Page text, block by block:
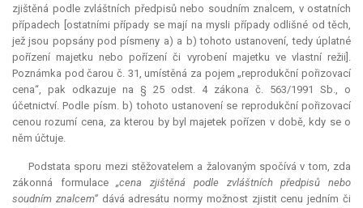
zjištěná podle zvláštních předpisů nebo soudním znalcem, v ostatních
případech [ostatními případy se mají na mysli případy odlišné od těch,
jež jsou popsány pod písmeny a) a b) tohoto ustanovení, tedy úplatné
pořízení majetku nebo pořízení či vyrobení majetku ve vlastní režii].
Poznámka pod čarou č. 31, umístěná za pojem „reprodukční pořizovací
cena“, pak odkazuje na § 25 odst. 4 zákona č. 563/1991 Sb., o
účetnictví. Podle písm. b) tohoto ustanovení se reprodukční pořizovací
cenou rozumí cena, za kterou by byl majetek pořízen v době, kdy se o
něm účtuje.
Podstata sporu mezi stěžovatelem a žalovaným spočívá v tom, zda
zákonná formulace„cena zjištěná podle zvláštních předpisů nebo
soudním znalcem“dává adresátu normy možnost zjistit cenu jedním či